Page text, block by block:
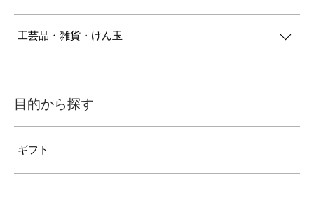
工芸品・雑貨・けん玉
目的から探す
ギフト